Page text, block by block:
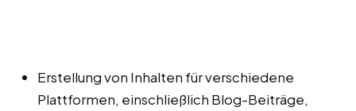
Erstellung von Inhalten für verschiedene
Plattformen, einschließlich Blog-Beiträge,